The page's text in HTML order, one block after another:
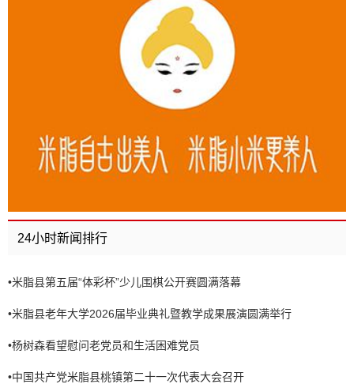
24小时新闻排行
•米脂县第五届“体彩杯”少儿围棋公开赛圆满落幕
•米脂县老年大学2026届毕业典礼暨教学成果展演圆满举行
•杨树森看望慰问老党员和生活困难党员
•中国共产党米脂县桃镇第二十一次代表大会召开